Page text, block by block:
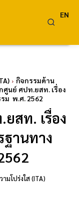
EN
กิจกรรมด้าน
ศูนย์ ศปท.ยสท. เรื่อง
ม พ.ศ. 2562
สท. เรื่อง
านทาง
มโปร่งใส (ITA)